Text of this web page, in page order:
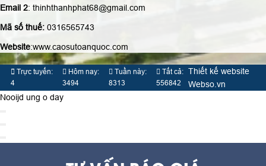
Email 2: thinhthanhphat68@gmail.com
Mã số thuế: 0316565743
Website:www.caosutoanquoc.com
Trực tuyến:
4
Hôm nay:
3494
Tuần này:
8313
Tất cả:
556842
Thiết kế website
Webso.vn
Nooijd ung o day